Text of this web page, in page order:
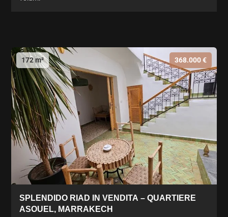
172 m² 368.000 €
SPLENDIDO RIAD IN VENDITA – QUARTIERE
ASOUEL, MARRAKECH